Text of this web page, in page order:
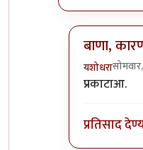
बाणा,
यशोधरा
In reply to
प्रकाटाआ.
प्रतिसाद